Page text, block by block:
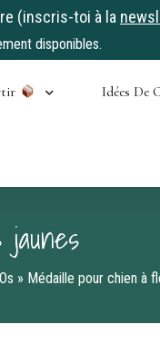
(inscris-toi à la
disponibles.
Idées De
» Médaille pour chien à